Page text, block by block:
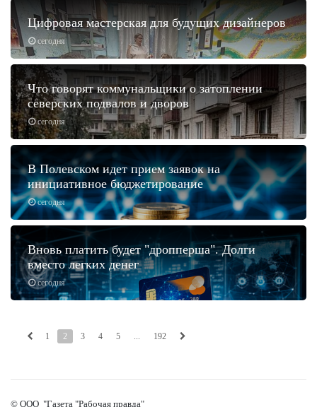
сегодня
Цифровая мастерская для будущих дизайнеров
сегодня
Что говорят коммунальщики о затоплении
северских подвалов и дворов
сегодня
В Полевском идет прием заявок на
инициативное бюджетирование
сегодня
Вновь платить будет "дропперша". Долги
вместо легких денег
1 2 3 4 5 ... 192
© ООО "Газета "Рабочая правда"